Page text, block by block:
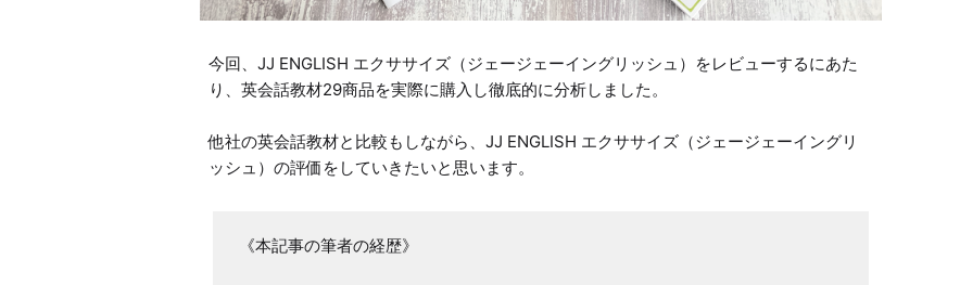
今回、JJ ENGLISH エクササイズ（ジェージェーイングリッシュ）をレビューするにあた
り、英会話教材29商品を実際に購入し徹底的に分析しました。
他社の英会話教材と比較もしながら、JJ ENGLISH エクササイズ（ジェージェーイングリ
ッシュ）の評価をしていきたいと思います。